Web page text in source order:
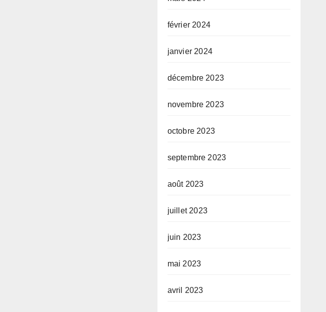
février 2024
janvier 2024
décembre 2023
novembre 2023
octobre 2023
septembre 2023
août 2023
juillet 2023
juin 2023
mai 2023
avril 2023